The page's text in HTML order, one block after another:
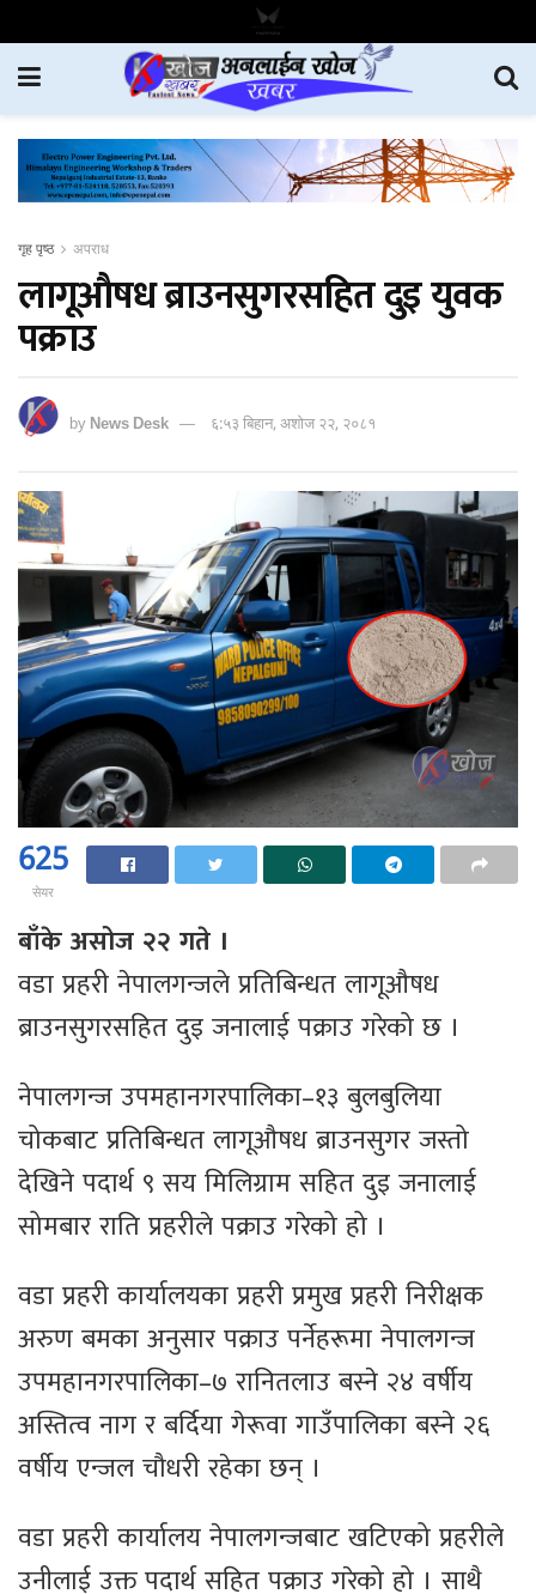
गृह पृष्ठ अपराध
लागूऔषध ब्राउनसुगरसहित दुइ युवक
पक्राउ
byNews Desk ६:५३ बिहान, अशोज २२, २०८१
625
सेयर
बाँके असोज २२ गते ।
वडा प्रहरी नेपालगन्जले प्रतिबिन्धत लागूऔषध
ब्राउनसुगरसहित दुइ जनालाई पक्राउ गरेको छ ।
नेपालगन्ज उपमहानगरपालिका–१३ बुलबुलिया
चोकबाट प्रतिबिन्धत लागूऔषध ब्राउनसुगर जस्तो
देखिने पदार्थ ९ सय मिलिग्राम सहित दुइ जनालाई
सोमबार राति प्रहरीले पक्राउ गरेको हो ।
वडा प्रहरी कार्यालयका प्रहरी प्रमुख प्रहरी निरीक्षक
अरुण बमका अनुसार पक्राउ पर्नेहरूमा नेपालगन्ज
उपमहानगरपालिका–७ रानितलाउ बस्ने २४ वर्षीय
अस्तित्व नाग र बर्दिया गेरूवा गाउँपालिका बस्ने २६
वर्षीय एन्जल चौधरी रहेका छन् ।
वडा प्रहरी कार्यालय नेपालगन्जबाट खटिएको प्रहरीले
उनीलाई उक्त पदार्थ सहित पक्राउ गरेको हो । साथै